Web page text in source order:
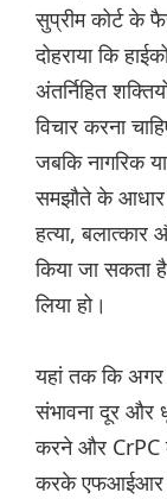
सुप्रीम कोर्ट
दोहराया कि
अंतर्निहित
विचार करना
जबकि नागरिक
समझौते के आधार
हत्या, बलात्कार
किया जा सकता
लिया हो।
यहां तक कि अगर
संभावना दूर और
करने और CrPC
करके एफआईआर